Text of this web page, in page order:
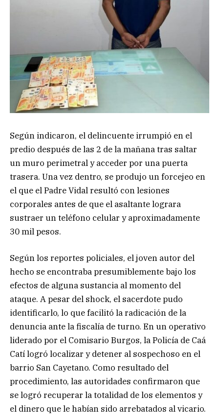
Según indicaron, el delincuente irrumpió en el
predio después de las 2 de la mañana tras saltar
un muro perimetral y acceder por una puerta
trasera. Una vez dentro, se produjo un forcejeo en
el que el Padre Vidal resultó con lesiones
corporales antes de que el asaltante lograra
sustraer un teléfono celular y aproximadamente
30 mil pesos.
Según los reportes policiales, el joven autor del
hecho se encontraba presumiblemente bajo los
efectos de alguna sustancia al momento del
ataque. A pesar del shock, el sacerdote pudo
identificarlo, lo que facilitó la radicación de la
denuncia ante la fiscalía de turno. En un operativo
liderado por el Comisario Burgos, la Policía de Caá
Catí logró localizar y detener al sospechoso en el
barrio San Cayetano. Como resultado del
procedimiento, las autoridades confirmaron que
se logró recuperar la totalidad de los elementos y
el dinero que le habían sido arrebatados al vicario.